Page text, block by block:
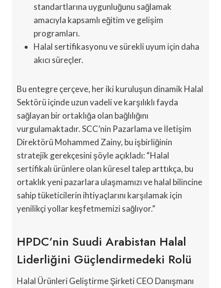
standartlarına uygunluğunu sağlamak
amacıyla kapsamlı eğitim ve gelişim
programları.
Halal sertifikasyonu ve sürekli uyum için daha
akıcı süreçler.
Bu entegre çerçeve, her iki kuruluşun dinamik Halal
Sektörü içinde uzun vadeli ve karşılıklı fayda
sağlayan bir ortaklığa olan bağlılığını
vurgulamaktadır. SCC’nin Pazarlama ve İletişim
Direktörü Mohammed Zainy, bu işbirliğinin
stratejik gerekçesini şöyle açıkladı: “Halal
sertifikalı ürünlere olan küresel talep arttıkça, bu
ortaklık yeni pazarlara ulaşmamızı ve halal bilincine
sahip tüketicilerin ihtiyaçlarını karşılamak için
yenilikçi yollar keşfetmemizi sağlıyor.”
HPDC’nin Suudi Arabistan Halal
Liderliğini Güçlendirmedeki Rolü
Halal Ürünleri Geliştirme Şirketi CEO Danışmanı